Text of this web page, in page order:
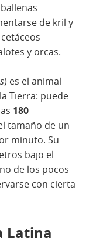
de kril y
y orcas.
) es el animal
Tierra: puede
180
tamaño de un
minuto. Su
bajo el
de los pocos
con cierta
Latina